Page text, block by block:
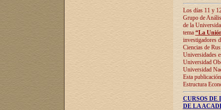
Los días 11 y
Grupo de
de la
tema “La
investigadores
Ciencias de
Universidades
Universidad
Universidad
Esta
Estructura
CURSOS
DE LA